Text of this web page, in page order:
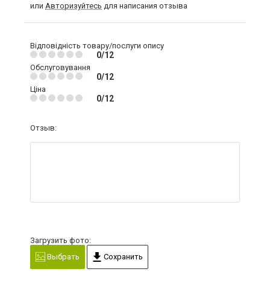
или Авторизуйтесь для написания отзыва
Відповідність товару/послуги опису
0/12
Обслуговування
0/12
Ціна
0/12
Отзыв:
Загрузить фото:
Выбрать
Сохранить